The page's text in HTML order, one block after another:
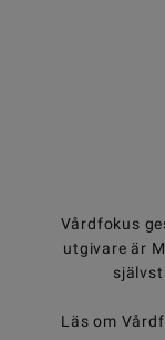
Vårdfokus
utgivare är
Läs om